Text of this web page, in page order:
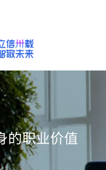
的职业价值